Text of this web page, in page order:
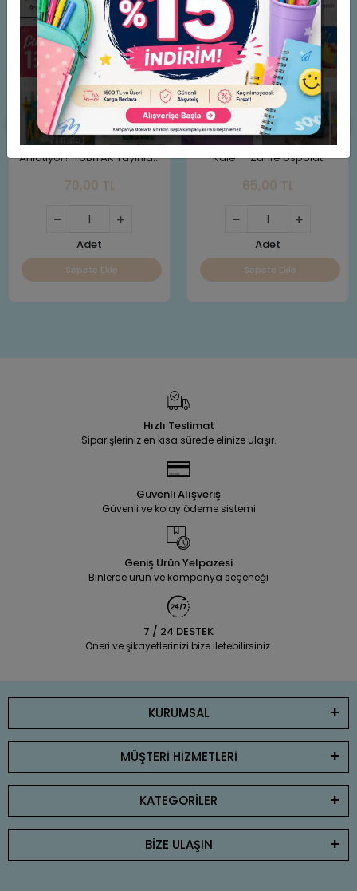
Matematik Bize Ne
Anlatıyor? TÜBİTAK Yayınları
70,00 TL
Adet
Sepete Ekle
İki Küçük Dinozor "Kumdan
Kale" - Zarife Üspolat
65,00 TL
Adet
Sepete Ekle
Hızlı Teslimat
Siparişleriniz en kısa sürede elinize ulaşır.
Güvenli Alışveriş
Güvenli ve kolay ödeme sistemi
Geniş Ürün Yelpazesi
Binlerce ürün ve kampanya seçeneği
7 / 24 DESTEK
Öneri ve şikayetlerinizi bize iletebilirsiniz.
KURUMSAL
MÜŞTERİ HİZMETLERİ
KATEGORİLER
BİZE ULAŞIN